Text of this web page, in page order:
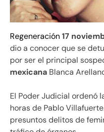
Regeneración17
dio a conocer que se
por ser el principal
mexicana Blanca
El Poder Judicial ordenó
horas de Pablo
presuntos delitos de